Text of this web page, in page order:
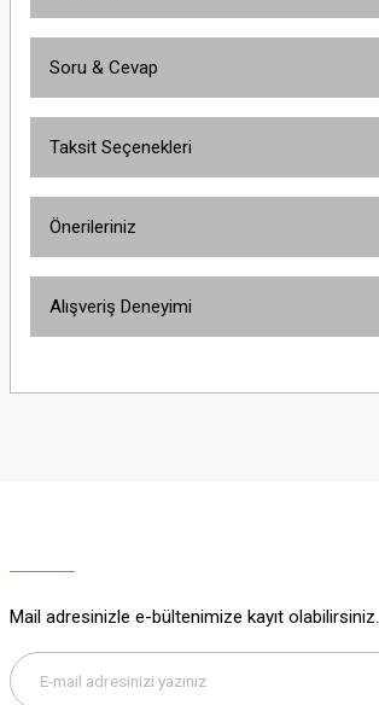
Soru & Cevap
Taksit Seçenekleri
Önerileriniz
yetersiz gördüğünüz noktaları öneri formunu
Alışveriş Deneyimi
M... K... | 29/12/2025
Mail adresinizle e-bültenimize kayıt olabilirsiniz.